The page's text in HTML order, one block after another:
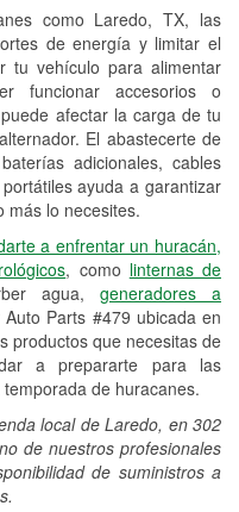
como Laredo, TX, las
de energía y limitar el
tu vehículo para alimentar
funcionar accesorios o
afectar la carga de tu
El abastecerte de
adicionales, cables
ayuda a garantizar
más lo necesites.
a enfrentar un huracán,
, como linternas de
agua, generadores a
Parts #479 ubicada en
productos que necesitas de
a prepararte para las
de huracanes.
local de Laredo, en 302
de nuestros profesionales
de suministros a